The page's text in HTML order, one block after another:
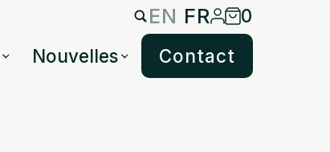
EN FR
0
Nouvelles Contact